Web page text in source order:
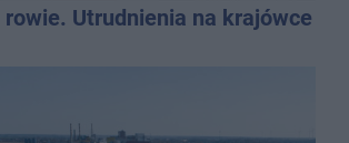
Utrudnienia na krajówce